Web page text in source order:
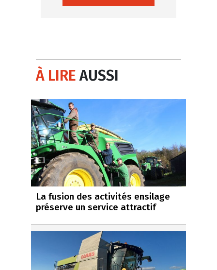
À LIREAUSSI
La fusion des activités ensilage
préserve un service attractif